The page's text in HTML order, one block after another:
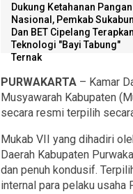
Dukung Ketahanan Pangan
Nasional, Pemkab
Dan BET Cipelang Terapkan
Teknologi "Bayi Tabung"
Ternak
PURWAKARTA – Kamar
Musyawarah Kabupaten
secara resmi terpilih
​Mukab VII yang dihadiri
Daerah Kabupaten
dan penuh kondusif.
internal para pelaku usaha